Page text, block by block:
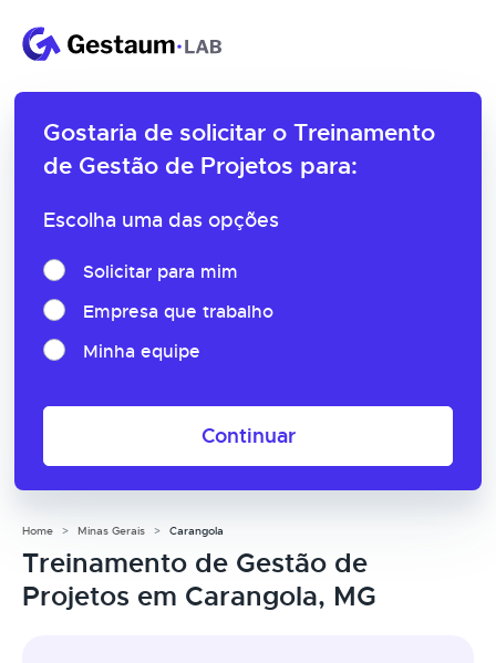
Gostaria de solicitar o Treinamento
de Gestão de Projetos para:
Escolha uma das opções
Solicitar para mim
Empresa que trabalho
Minha equipe
Continuar
Home Minas Gerais Carangola
Treinamento de Gestão de
Projetos em Carangola, MG